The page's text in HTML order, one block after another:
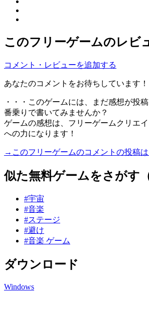
このフリーゲームのレビ
コメント・レビューを追加する
あなたのコメントをお待ちしています！
・・・このゲームには、まだ感想が投
番乗りで書いてみませんか？
ゲームの感想は、フリーゲームクリエ
への力になります！
→このフリーゲームのコメントの投稿
似た無料ゲームをさがす
#宇宙
#音楽
#ステージ
#避け
#音楽 ゲーム
ダウンロード
Windows